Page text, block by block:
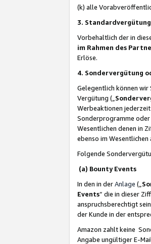
(k) alle
3.
Vorbehaltlich der in
im Rahmen des
Erlöse.
4. Sondervergütung
Gelegentlich können
Vergütung („
Werbeaktionen
Sonderprogramme
Wesentlichen denen in
ebenso im
Folgende
(a) Bounty Events
In den in derAnlage („
Events“ die in dieser
anspruchsberechtigt
der Kunde in der
Amazon zahlt keine
Angabe ungültiger E-